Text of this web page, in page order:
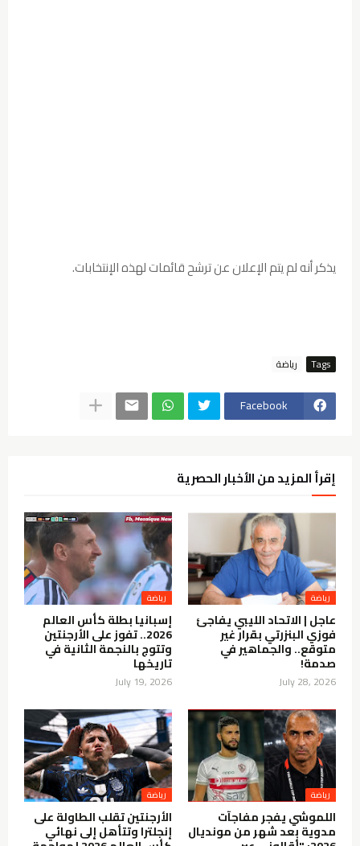
يذكر أنه لم يتم الإعلان عن ترشح قائمات لهذه الإنتخابات.
Tags رياضة
Facebook
إقرأ المزيد من الأخبار الحصرية
رياضة
عاجل | الاتحاد الليبي يفاجئ
فوزي البنزرتي بقرار غير
متوقع.. والجماهير في
صدمة!
July 28, 2026
رياضة
إسبانيا بطلة كأس العالم
2026.. تفوز على الأرجنتين
وتتوج بالنجمة الثانية في
تاريخها
July 19, 2026
رياضة
اللموشي يفجر مفاجآت
مدوية بعد شهر من مونديال
رياضة
الأرجنتين تقلب الطاولة على
إنجلترا وتتأهل إلى نهائي